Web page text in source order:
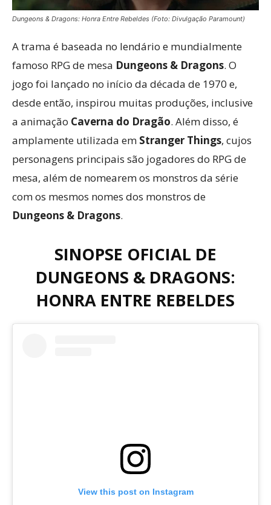
Dungeons & Dragons: Honra Entre Rebeldes (Foto: Divulgação Paramount)
A trama é baseada no lendário e mundialmente
famoso RPG de mesa Dungeons & Dragons. O
jogo foi lançado no início da década de 1970 e,
desde então, inspirou muitas produções, inclusive
a animação Caverna do Dragão. Além disso, é
amplamente utilizada em Stranger Things, cujos
personagens principais são jogadores do RPG de
mesa, além de nomearem os monstros da série
com os mesmos nomes dos monstros de
Dungeons & Dragons.
SINOPSE OFICIAL DE
DUNGEONS & DRAGONS:
HONRA ENTRE REBELDES
View this post on Instagram